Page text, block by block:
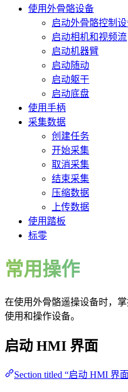
使用外骨骼设备
启动外骨骼控制
启动相机和视频流
启动机器臂
启动随动
启动躯干
启动底盘
使用手柄
采集数据
创建任务
开始采集
取消采集
结束采集
压缩数据
上传数据
使用踏板
标零
常用操作
在使用外骨骼遥操设备时，
使用和操作设备。
启动 HMI 界面
Section titled “启动 HMI 界